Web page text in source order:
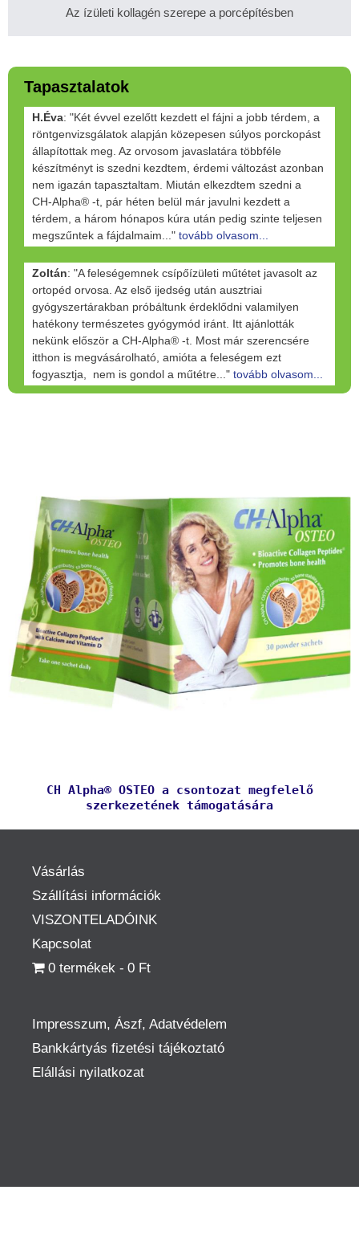
Az ízületi kollagén szerepe a porcépítésben
Tapasztalatok
H.Éva: "Két évvel ezelőtt kezdett el fájni a jobb térdem, a
röntgenvizsgálatok alapján közepesen súlyos porckopást
állapítottak meg. Az orvosom javaslatára többféle
készítményt is szedni kezdtem, érdemi változást azonban
nem igazán tapasztaltam. Miután elkezdtem szedni a
CH-Alpha® -t, pár héten belül már javulni kezdett a
térdem, a három hónapos kúra után pedig szinte teljesen
megszűntek a fájdalmaim..." tovább olvasom...
Zoltán: "A feleségemnek csípőízületi műtétet javasolt az
ortopéd orvosa. Az első ijedség után ausztriai
gyógyszertárakban próbáltunk érdeklődni valamilyen
hatékony természetes gyógymód iránt. Itt ajánlották
nekünk először a CH-Alpha® -t. Most már szerencsére
itthon is megvásárolható, amióta a feleségem ezt
fogyasztja, nem is gondol a műtétre..." tovább olvasom...
CH Alpha® OSTEO a csontozat megfelelő
szerkezetének támogatására
Vásárlás
Szállítási információk
VISZONTELADÓINK
Kapcsolat
0 termékek
0 Ft
Impresszum, Ászf, Adatvédelem
Bankkártyás fizetési tájékoztató
Elállási nyilatkozat